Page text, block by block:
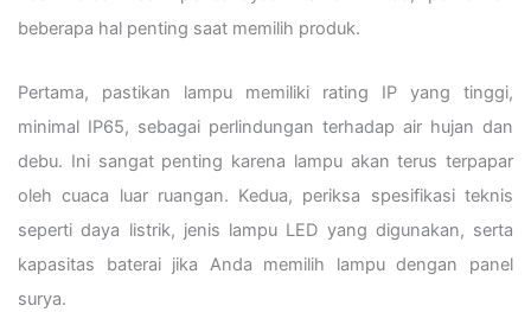
beberapa hal penting saat memilih produk.
Pertama, pastikan lampu memiliki rating IP yang tinggi,
minimal IP65, sebagai perlindungan terhadap air hujan dan
debu. Ini sangat penting karena lampu akan terus terpapar
oleh cuaca luar ruangan. Kedua, periksa spesifikasi teknis
seperti daya listrik, jenis lampu LED yang digunakan, serta
kapasitas baterai jika Anda memilih lampu dengan panel
surya.